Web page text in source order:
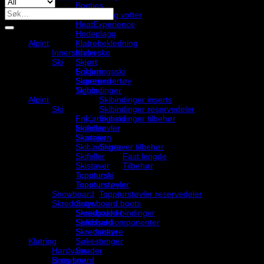
Booties
Hansker og votter
HeatExperience
Hodeplagg
Klatrebekledning
Klatresko
Skjørt
Sokker
Superundertøy
Tights
Alpint
Ski
Frikjøringsski
Innerstøvler
Skarejern
Skibindinger
Skifeller
Skistaver
Toppturski
Toppturstøvler
Snowboard
Snowboard boots
Snowboard bindinger
Splitboard
Skredutstyr
Klatring
Hardvare
Is og snø
optimized
29"
-
black
Søk
etter:
Alpint
Innerstøvler
Ski
Frikjøringsski
Skarejern
Skibindinger
Skibindinger inserts
Skibindinger reservedeler
Skibindinger tilbehør
Skifeller
Skistaver
Skistaver tilbehør
Fast lengde
Tilbehør
Toppturski
Toppturstøvler
Toppturstøvler reservedeler
Skredutstyr
Skredpakker
Skredsekkomponenter
Skredsøkere
Søkestenger
Spader
Snowboard